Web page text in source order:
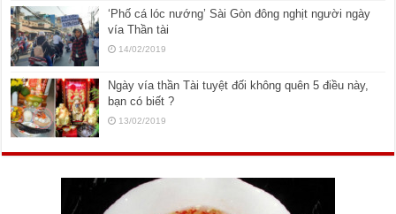
‘Phố cá lóc nướng’ Sài Gòn đông nghịt người ngày
vía Thần tài
14/02/2019
Ngày vía thần Tài tuyệt đối không quên 5 điều này,
bạn có biết ?
13/02/2019